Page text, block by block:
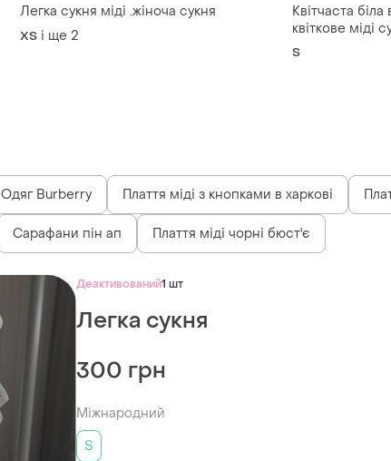
Легка сукня міді .жіноча сукня
ХS і ще 2
Квітчаста біла
квіткове міді
S
Одяг Burberry Плаття міді з кнопками в харкові
Сарафани пін ап Плаття міді чорні бюст'є
Деактивований1 шт
Легка сукня
300 грн
Міжнародний
S